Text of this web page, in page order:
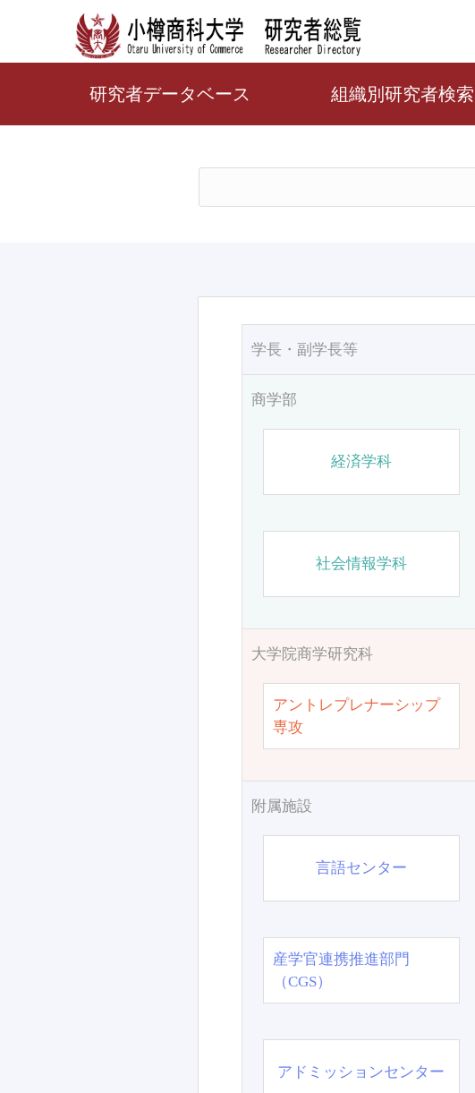
研究者データベース 組織別研究者検索
学長・副学長等
商学部
経済学科
社会情報学科
大学院商学研究科
アントレプレナーシップ
専攻
附属施設
言語センター
産学官連携推進部門
（CGS）
アドミッションセンター